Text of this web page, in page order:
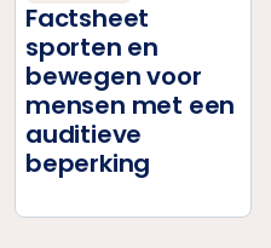
Factsheet
sporten en
bewegen voor
mensen met een
auditieve
beperking